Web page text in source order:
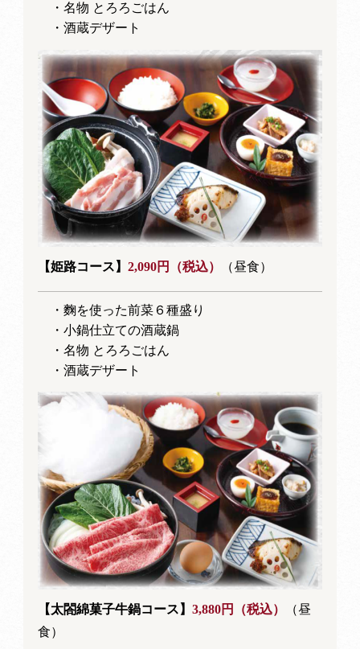
・名物 とろろごはん
・酒蔵デザート
【姫路コース】 2,090円（税込） （昼食）
・麴を使った前菜６種盛り
・小鍋仕立ての酒蔵鍋
・名物 とろろごはん
・酒蔵デザート
【太閤綿菓子牛鍋コース】 3,880円（税込）
（昼
食）